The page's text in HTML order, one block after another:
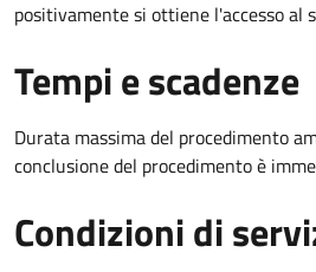
positivamente si ottiene l'accesso al
Tempi e scadenze
Durata massima del procedimento
conclusione del procedimento è
Condizioni di